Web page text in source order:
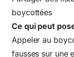
boycottées
Ce qui peut
Appeler au
fausses sur une